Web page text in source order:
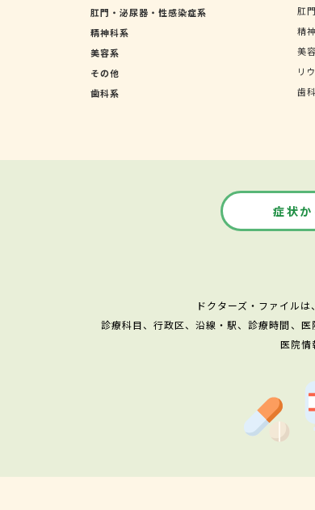
肛門・泌尿器・性感染症系
肛
精神科系
精
美容系
美
その他
リ
歯科系
歯科
症状
ドクターズ・ファイル
診療科目、行政区、沿線・駅、診療時間、
医院情